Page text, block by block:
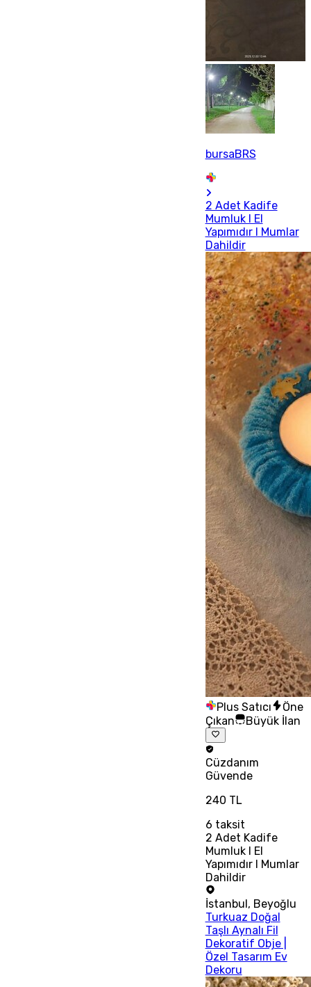
bursaBRS
2 Adet Kadife
Mumluk I El
Yapımıdır I Mumlar
Dahildir
Plus Satıcı
Öne
Çıkan
Büyük İlan
Cüzdanım
Güvende
240 TL
6 taksit
2 Adet Kadife
Mumluk I El
Yapımıdır I Mumlar
Dahildir
İstanbul , Beyoğlu
Turkuaz Doğal
Taşlı Aynalı Fil
Dekoratif Obje |
Özel Tasarım Ev
Dekoru